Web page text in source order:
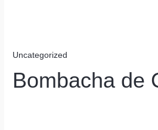
Uncategorized
Bombacha de